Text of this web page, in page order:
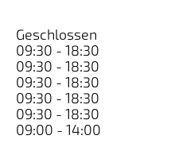
Geschlossen
09:30 - 18:30
09:30 - 18:30
09:30 - 18:30
09:30 - 18:30
09:30 - 18:30
09:00 - 14:00